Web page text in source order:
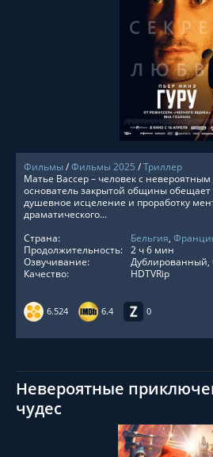
СМОТРЕТЬ
Фильмы/Фильмы 2025 /Триллер
6.524 6.4 0
Матье Вассер – человек с
основатель закрытой общины обещает
душевное исцеление и проработку
драматического...
Страна:
Бельгия,
Продолжительность: 2 ч 6 мин
Озвучивание:
Качество:
HDTVRip
Невероятные
чудес